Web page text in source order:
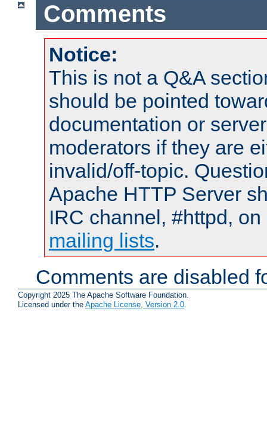
Comments
Notice:
This is not a Q&A
should be pointed
documentation or
moderators if they are
invalid/off-topic.
Apache HTTP Server
IRC channel, #httpd,
mailing lists.
Comments are disabled
Copyright 2025 The Apache Software Foundation.
Licensed under the Apache License, Version 2.0.